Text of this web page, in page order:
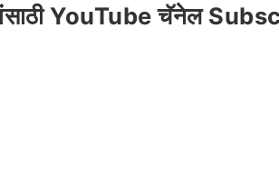
YouTube चॅनेल